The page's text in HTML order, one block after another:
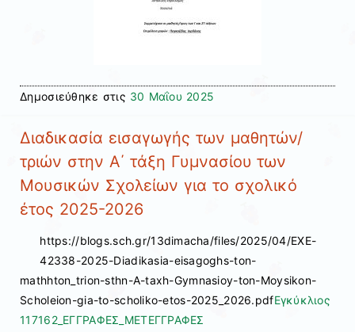
Δημοσιεύθηκε στις 30 Μαΐου 2025
Διαδικασία εισαγωγής των μαθητών/
τριών στην Α΄ τάξη Γυμνασίου των
Μουσικών Σχολείων για το σχολικό
έτος 2025-2026
https://blogs.sch.gr/13dimacha/files/2025/04/EXE-
42338-2025-Diadikasia-eisagoghs-ton-
mathhton_trion-sthn-A-taxh-Gymnasioy-ton-Moysikon-
Scholeion-gia-to-scholiko-etos-2025_2026.pdfΕγκύκλιος
117162_ΕΓΓΡΑΦΕΣ_ΜΕΤΕΓΓΡΑΦΕΣ